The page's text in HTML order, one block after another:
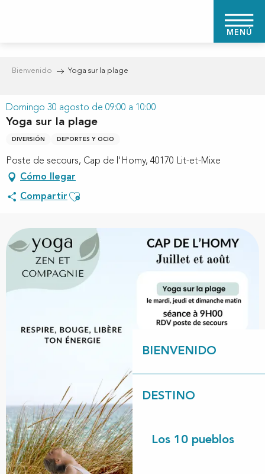
MENÚ
BIENVENIDO
DESTINO
Los 10 pueblos
Bienvenido Yoga sur la plage
Domingo 30 agosto de 09:00 a 10:00
Yoga sur la plage
DIVERSIÓN DEPORTES Y OCIO
Poste de secours, Cap de l'Homy, 40170 Lit-et-Mixe
Cómo llegar
Compartir Ajouter aux favoris